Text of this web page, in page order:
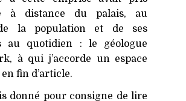
à distance du palais, au
la population et de ses
au quotidien : le géologue
à qui j’accorde un espace
fin d’article.
donné pour consigne de lire